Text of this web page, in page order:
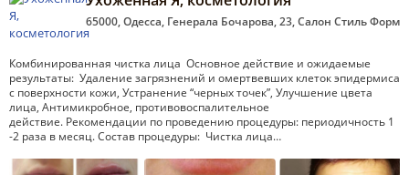
65000, Одесса, Генерала Бочарова, 23, Салон Стиль Форм
Комбинированная чистка лица Основное действие и ожидаемые
результаты: Удаление загрязнений и омертвевших клеток эпидермиса
с поверхности кожи, Устранение “черных точек”, Улучшение цвета
лица, Антимикробное, противовоспалительное
действие. Рекомендации по проведению процедуры: периодичность 1
-2 раза в месяц. Состав процедуры: Чистка лица…